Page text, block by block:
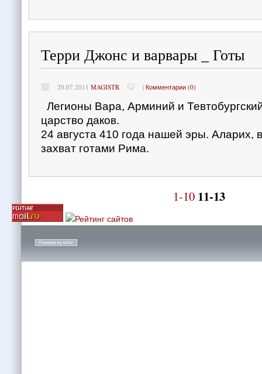
Терри Джонс и варвары _ Готы
20.07.2011 MAGISTR. | Комментарии (0)
Легионы Вара, Арминий и
царство даков.
24 августа 410 года нашей эры. Аларих,
захват готами Рима.
1-10 11-13